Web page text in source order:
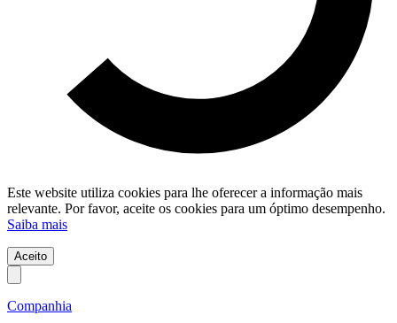
Este website utiliza cookies para lhe oferecer a informação mais
relevante. Por favor, aceite os cookies para um óptimo desempenho.
Saiba mais
Aceito
Companhia